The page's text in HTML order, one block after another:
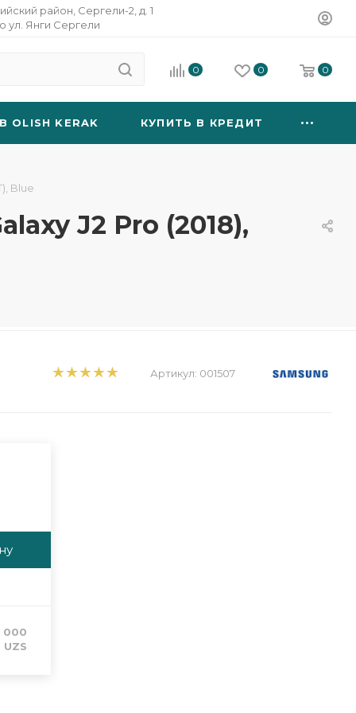
район, Сергели-2, д. 1
ул. Янги Сергели
0 0 0
OLISH KERAK КУПИТЬ В КРЕДИТ
Blue
J2 Pro (2018),
Артикул: 001507
000
UZS